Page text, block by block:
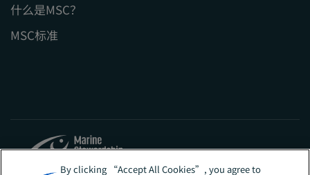
什么是MSC？
MSC标准
By clicking “Accept All Cookies”, you agree to